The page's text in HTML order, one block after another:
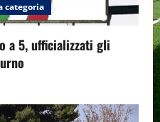
categoria
a 5, ufficializzati gli